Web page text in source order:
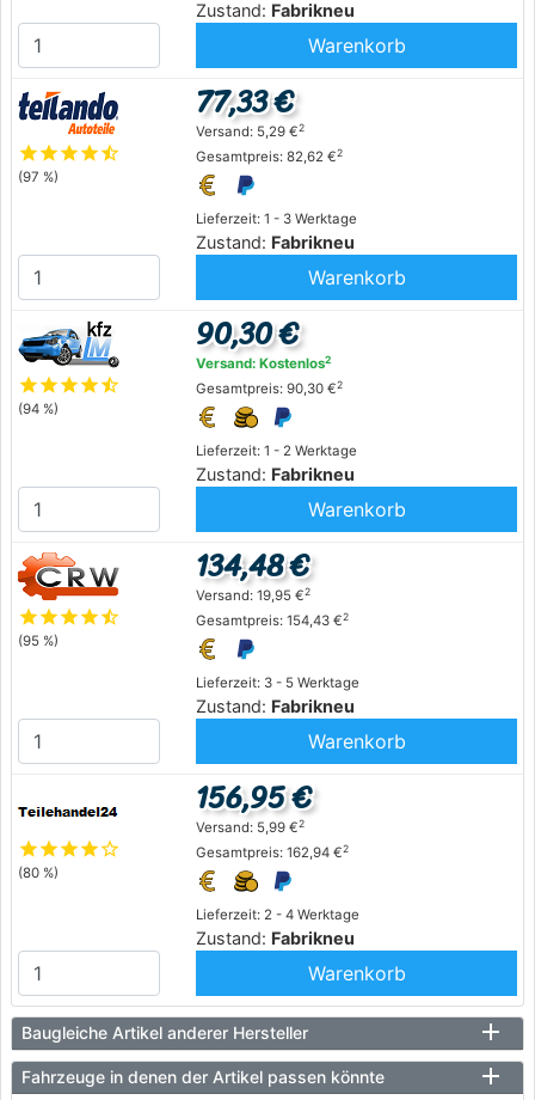
Zustand: Fabrikneu
Warenkorb
starstarstarstarstar_half
(97 %)
Lieferzeit: 1 - 3 Werktage
Zustand: Fabrikneu
77,33 €
Versand: 5,29 €2
Gesamtpreis: 82,62 €2
Warenkorb
starstarstarstarstar_half
(94 %)
Lieferzeit: 1 - 2 Werktage
Zustand: Fabrikneu
90,30 €
Versand: Kostenlos2
Gesamtpreis: 90,30 €2
Warenkorb
starstarstarstarstar_half
(95 %)
Lieferzeit: 3 - 5 Werktage
Zustand: Fabrikneu
134,48 €
Versand: 19,95 €2
Gesamtpreis: 154,43 €2
Warenkorb
starstarstarstarstar_outline
(80 %)
Lieferzeit: 2 - 4 Werktage
Zustand: Fabrikneu
156,95 €
Versand: 5,99 €2
Gesamtpreis: 162,94 €2
Warenkorb
Baugleiche Artikel anderer Hersteller
Fahrzeuge in denen der Artikel passen könnte